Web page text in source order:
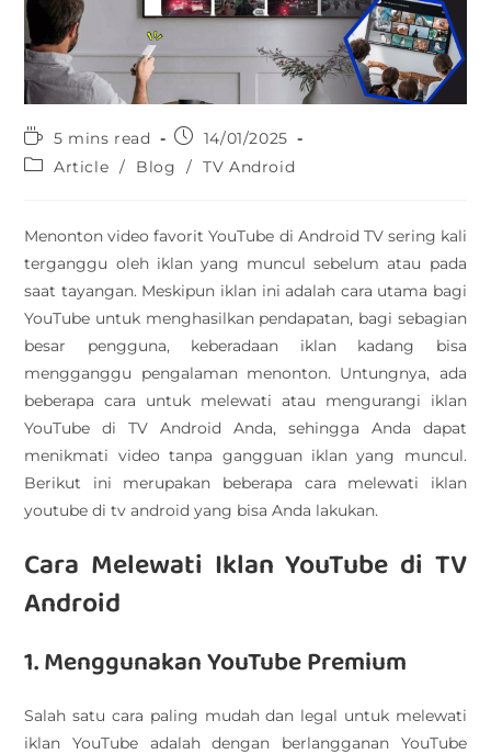
5 mins read
14/01/2025
Article / Blog / TV Android
Menonton video favorit YouTube di Android TV sering kali
terganggu oleh iklan yang muncul sebelum atau pada
saat tayangan. Meskipun iklan ini adalah cara utama bagi
YouTube untuk menghasilkan pendapatan, bagi sebagian
besar pengguna, keberadaan iklan kadang bisa
mengganggu pengalaman menonton. Untungnya, ada
beberapa cara untuk melewati atau mengurangi iklan
YouTube di TV Android Anda, sehingga Anda dapat
menikmati video tanpa gangguan iklan yang muncul.
Berikut ini merupakan beberapa cara melewati iklan
youtube di tv android yang bisa Anda lakukan.
Cara Melewati Iklan YouTube di TV
Android
1. Menggunakan YouTube Premium
Salah satu cara paling mudah dan legal untuk melewati
iklan YouTube adalah dengan berlangganan YouTube